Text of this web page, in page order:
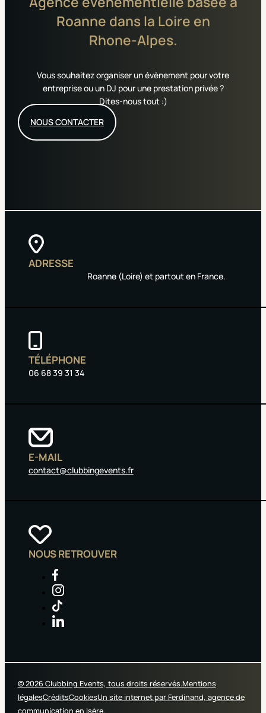
Roanne dans la Loire en
Rhone-Alpes.
Vous souhaitez organiser un évènement pour votre
entreprise ou un DJ pour une prestation privée ?
Dites-nous tout :)
NOUS CONTACTER
ADRESSE
Roanne (Loire) et partout en France.
TÉLÉPHONE
06 68 39 31 34
E-MAIL
contact@clubbingevents.fr
NOUS RETROUVER
© 2026 Clubbing Events, tous droits réservés.Mentions
légalesCréditsCookiesUn site internet par Ferdinand, agence de
communication en Isère.